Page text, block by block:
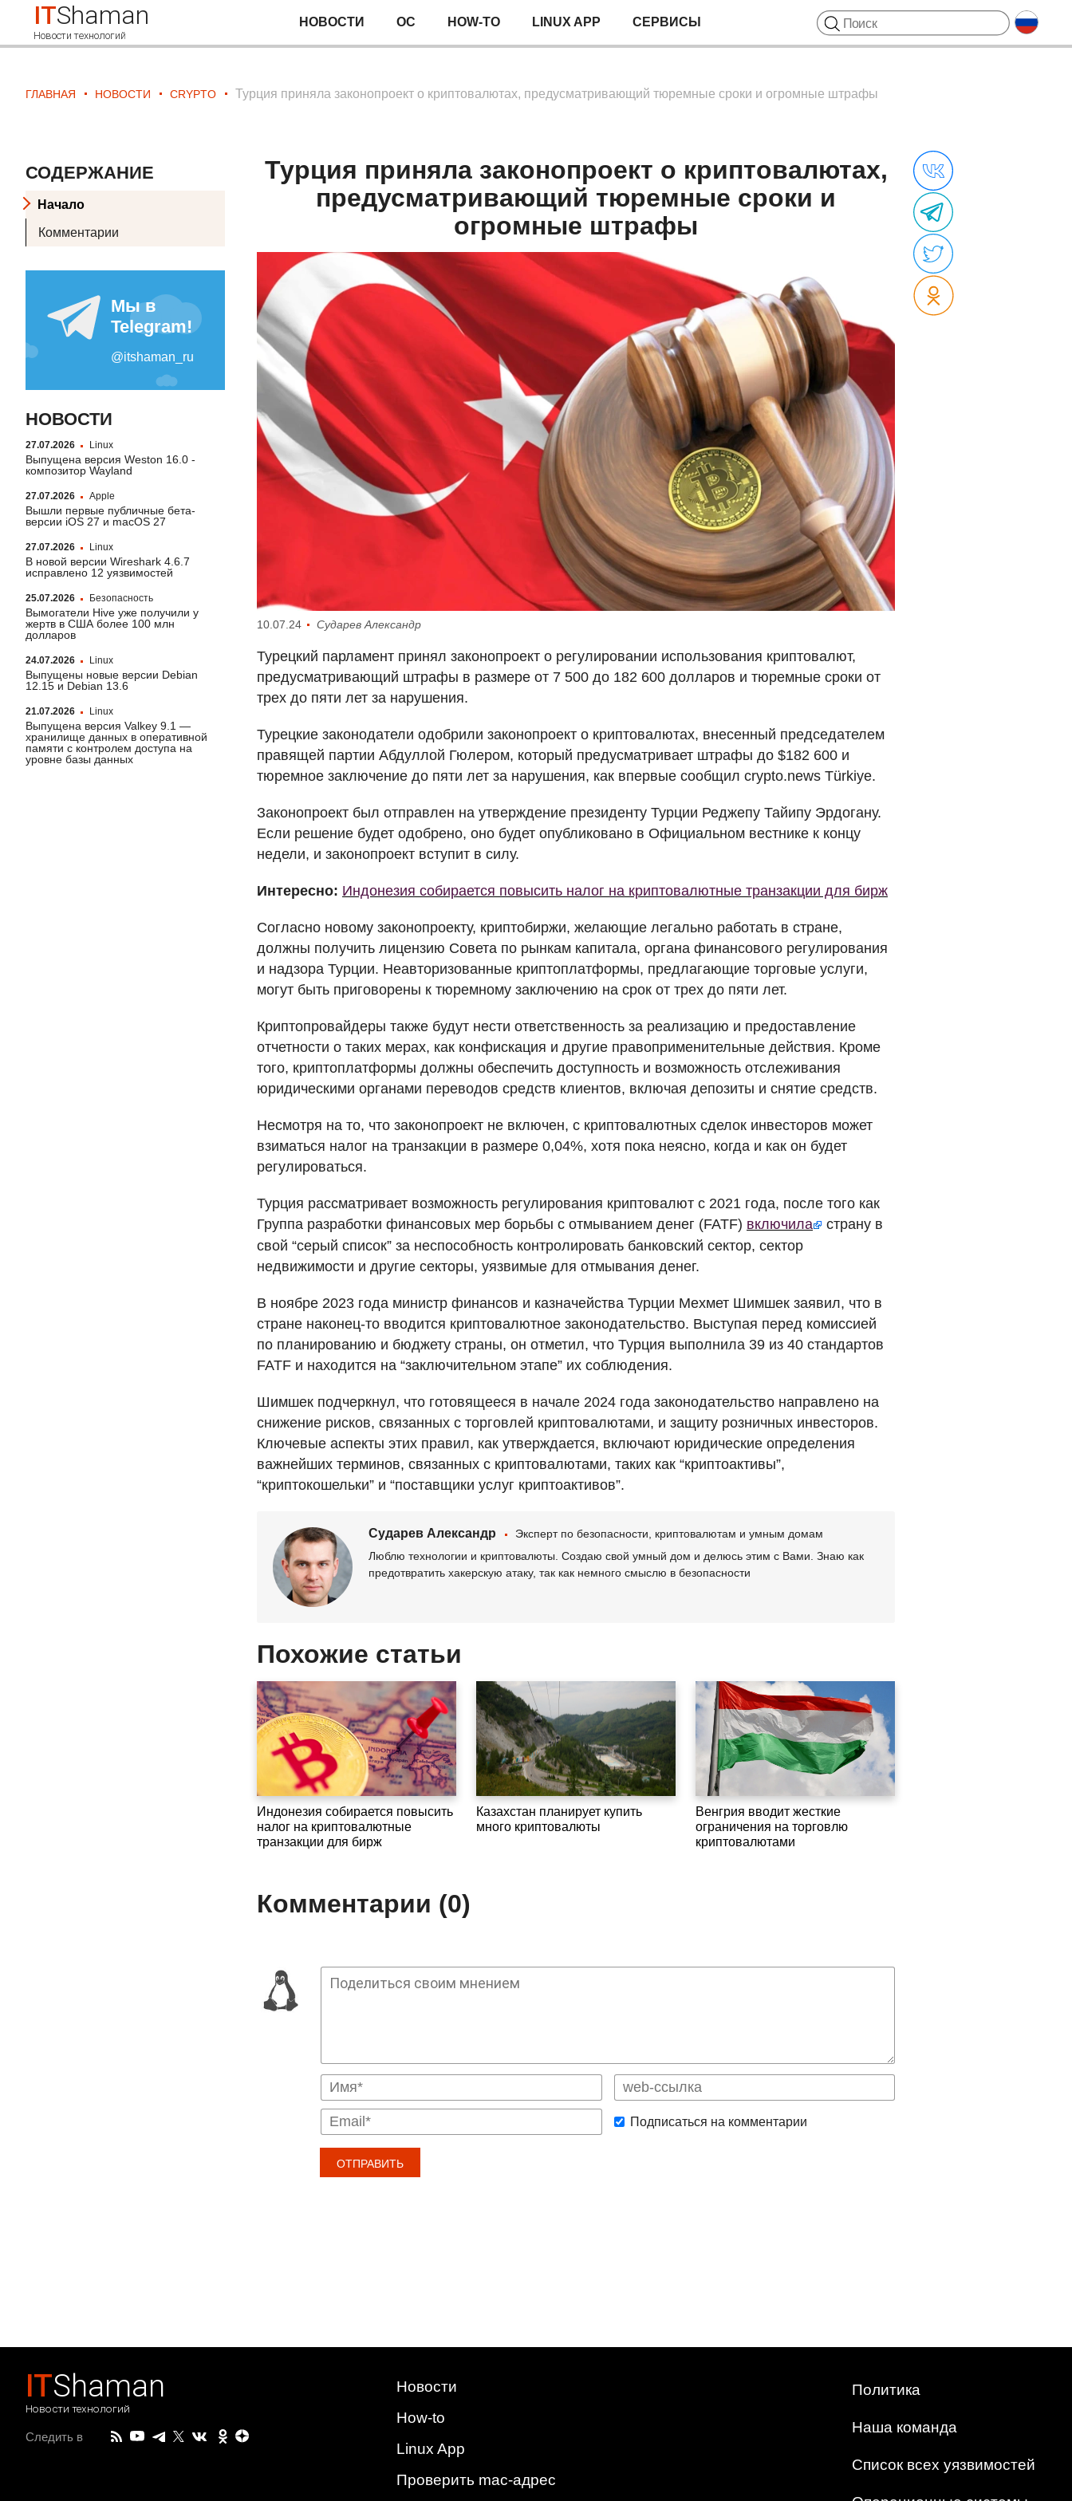
ITShaman
Новости технологий
НОВОСТИ ОС HOW-TO LINUX APP СЕРВИСЫ
ГЛАВНАЯ НОВОСТИ CRYPTO Турция приняла законопроект о криптовалютах, предусматривающий тюремные сроки и огромные штрафы
СОДЕРЖАНИЕ
Начало
Комментарии
НОВОСТИ
27.07.2026 Linux
Выпущена версия Weston 16.0 -
композитор Wayland
27.07.2026 Apple
Вышли первые публичные бета-
версии iOS 27 и macOS 27
27.07.2026 Linux
В новой версии Wireshark 4.6.7
исправлено 12 уязвимостей
25.07.2026 Безопасность
Вымогатели Hive уже получили у
жертв в США более 100 млн
долларов
24.07.2026 Linux
Выпущены новые версии Debian
12.15 и Debian 13.6
21.07.2026 Linux
Выпущена версия Valkey 9.1 —
хранилище данных в оперативной
памяти с контролем доступа на
уровне базы данных
Турция приняла законопроект о криптовалютах,
предусматривающий тюремные сроки и
огромные штрафы
10.07.24 Сударев Александр
Турецкий парламент принял законопроект о регулировании использования криптовалют,
предусматривающий штрафы в размере от 7 500 до 182 600 долларов и тюремные сроки от
трех до пяти лет за нарушения.
Турецкие законодатели одобрили законопроект о криптовалютах, внесенный председателем
правящей партии Абдуллой Гюлером, который предусматривает штрафы до $182 600 и
тюремное заключение до пяти лет за нарушения, как впервые сообщил crypto.news Türkiye.
Законопроект был отправлен на утверждение президенту Турции Реджепу Тайипу Эрдогану.
Если решение будет одобрено, оно будет опубликовано в Официальном вестнике к концу
недели, и законопроект вступит в силу.
Интересно: Индонезия собирается повысить налог на криптовалютные транзакции для бирж
Согласно новому законопроекту, криптобиржи, желающие легально работать в стране,
должны получить лицензию Совета по рынкам капитала, органа финансового регулирования
и надзора Турции. Неавторизованные криптоплатформы, предлагающие торговые услуги,
могут быть приговорены к тюремному заключению на срок от трех до пяти лет.
Криптопровайдеры также будут нести ответственность за реализацию и предоставление
отчетности о таких мерах, как конфискация и другие правоприменительные действия. Кроме
того, криптоплатформы должны обеспечить доступность и возможность отслеживания
юридическими органами переводов средств клиентов, включая депозиты и снятие средств.
Несмотря на то, что законопроект не включен, с криптовалютных сделок инвесторов может
взиматься налог на транзакции в размере 0,04%, хотя пока неясно, когда и как он будет
регулироваться.
Турция рассматривает возможность регулирования криптовалют с 2021 года, после того как
Группа разработки финансовых мер борьбы с отмыванием денег (FATF) включила
страну в
свой “серый список” за неспособность контролировать банковский сектор, сектор
недвижимости и другие секторы, уязвимые для отмывания денег.
В ноябре 2023 года министр финансов и казначейства Турции Мехмет Шимшек заявил, что в
стране наконец-то вводится криптовалютное законодательство. Выступая перед комиссией
по планированию и бюджету страны, он отметил, что Турция выполнила 39 из 40 стандартов
FATF и находится на “заключительном этапе” их соблюдения.
Шимшек подчеркнул, что готовящееся в начале 2024 года законодательство направлено на
снижение рисков, связанных с торговлей криптовалютами, и защиту розничных инвесторов.
Ключевые аспекты этих правил, как утверждается, включают юридические определения
важнейших терминов, связанных с криптовалютами, таких как “криптоактивы”,
“криптокошельки” и “поставщики услуг криптоактивов”.
Сударев Александр
Эксперт по безопасности, криптовалютам и умным домам
Люблю технологии и криптовалюты. Создаю свой умный дом и делюсь этим с Вами. Знаю как
предотвратить хакерскую атаку, так как немного смыслю в безопасности
Похожие статьи
Индонезия собирается повысить
налог на криптовалютные
транзакции для бирж
Казахстан планирует купить
много криптовалюты
Венгрия вводит жесткие
ограничения на торговлю
криптовалютами
Комментарии (0)
Подписаться на комментарии
ITShaman
Новости технологий
Следить в
Новости
How-to
Linux App
Проверить mac-адрес
Политика
Наша команда
Список всех уязвимостей